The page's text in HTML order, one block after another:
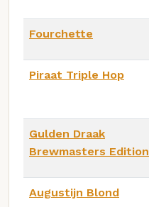
Fourchette
Piraat Triple Hop
Gulden Draak
Brewmasters Edition
Augustijn Blond